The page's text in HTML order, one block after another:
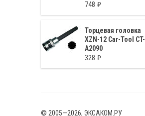
748
Торцевая головка
XZN-12 Car-Tool CT-
A2090
328
© 2005—2026, ЭКСАКОМ.РУ